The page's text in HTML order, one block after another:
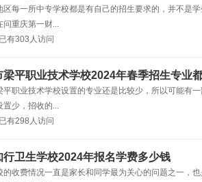
区每一所中专学校都是有自己的招生要求的，并不是
问重庆第一财...
有303人访问
梁平职业技术学校2024年春季招生专业
平职业技术学校设置的专业还是比较少，所以可能有
置少，招收的...
有298人访问
行卫生学校2024年报名学费多少钱
的收费情况一直是家长和同学最为关心的问题之一，